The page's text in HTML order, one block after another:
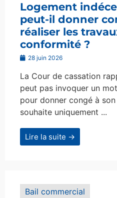
Logement
peut-il donner
réaliser les
conformité ?
28 juin 2026
La Cour de cassation
peut pas invoquer un
pour donner congé à
souhaite uniquement ...
Lire la suite →
Bail commercial